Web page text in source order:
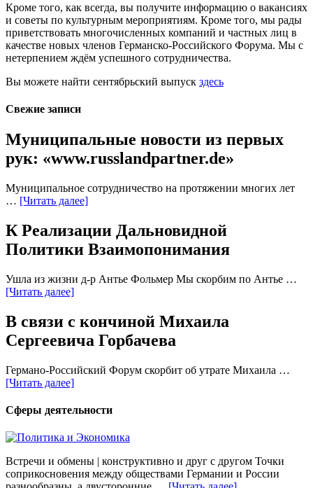
Кроме того, как всегда, вы получите информацию о вакансиях
и советы по культурным мероприятиям. Кроме того, мы рады
приветствовать многочисленных компаний и частных лиц в
качестве новых членов Германско-Российского Форума. Мы с
нетерпением ждём успешного сотрудничества.
Вы можете найти сентябрьский выпуск здесь
Свежие записи
Муниципальные новости из первых
рук: «www.russlandpartner.de»
Муниципальное сотрудничество на протяжении многих лет
… [Читать далее]
К Реализации Дальновидной
Политики Взаимопонимания
Ушла из жизни д-р Антье Фольмер Мы скорбим по Антье …
[Читать далее]
В связи с кончиной Михаила
Сергеевича Горбачева
Германо-Российский Форум скорбит об утрате Михаила …
[Читать далее]
Сферы деятельности
Встречи и обмены | конструктивно и друг с другом Точки
соприкосновения между обществами Германии и России